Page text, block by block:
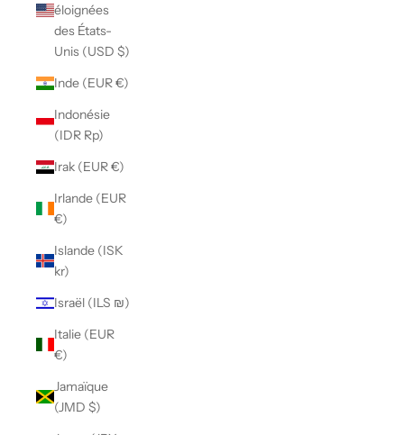
éloignées
des États-
Unis (USD $)
Inde (EUR €)
Indonésie
(IDR Rp)
Irak (EUR €)
Irlande (EUR
€)
Islande (ISK
kr)
Israël (ILS ₪)
Italie (EUR
€)
Jamaïque
(JMD $)